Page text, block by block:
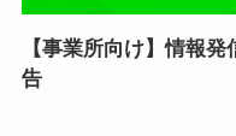
【事業所向け】情報
告